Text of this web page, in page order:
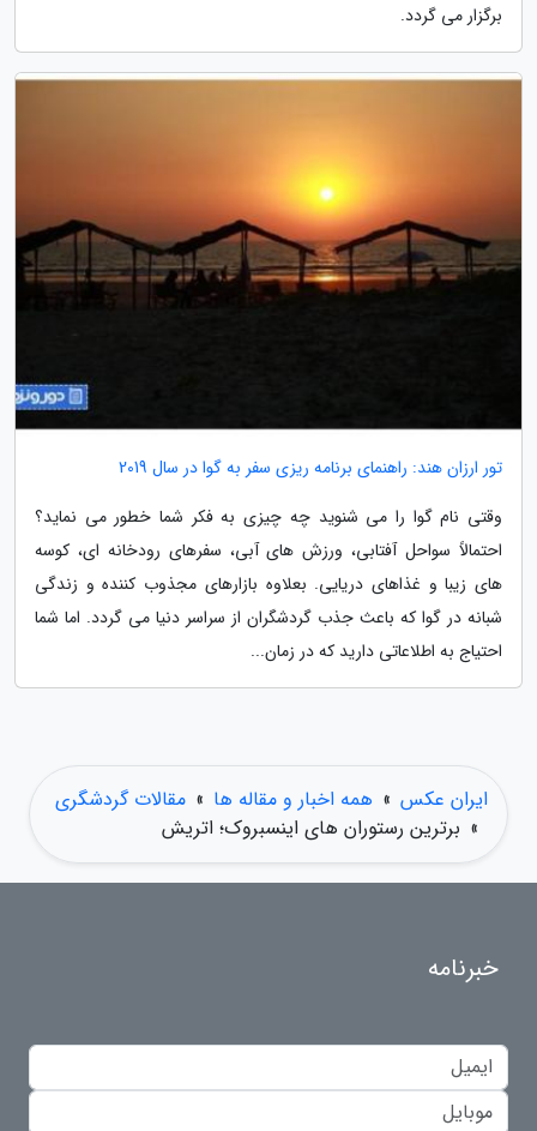
برگزار می گردد.
تور ارزان هند: راهنمای برنامه ریزی سفر به گوا در سال 2019
وقتی نام گوا را می شنوید چه چیزی به فکر شما خطور می نماید؟
احتمالاً سواحل آفتابی، ورزش های آبی، سفرهای رودخانه ای، کوسه
های زیبا و غذاهای دریایی. بعلاوه بازارهای مجذوب کننده و زندگی
شبانه در گوا که باعث جذب گردشگران از سراسر دنیا می گردد. اما شما
احتیاج به اطلاعاتی دارید که در زمان...
ایران عکس » همه اخبار و مقاله ها » مقالات گردشگری
» برترین رستوران های اینسبروک؛ اتریش
خبرنامه